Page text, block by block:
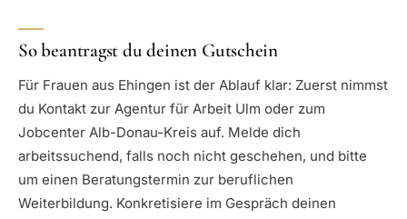
So beantragst du deinen Gutschein
Für Frauen aus Ehingen ist der Ablauf klar: Zuerst nimmst
du Kontakt zur Agentur für Arbeit Ulm oder zum
Jobcenter Alb-Donau-Kreis auf. Melde dich
arbeitssuchend, falls noch nicht geschehen, und bitte
um einen Beratungstermin zur beruflichen
Weiterbildung. Konkretisiere im Gespräch deinen